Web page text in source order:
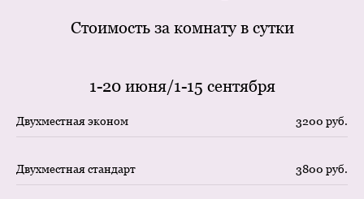
Стоимость за комнату в сутки
1-20 июня/1-15 сентября
Двухместная эконом 3200 руб.
Двухместная стандарт 3800 руб.